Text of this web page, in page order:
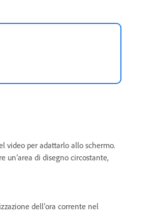
video per adattarlo allo schermo.
un’area di disegno circostante,
dell’ora corrente nel